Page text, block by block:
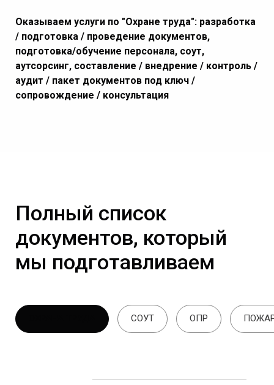
Оказываем услуги по "Охране труда": разработка
/ подготовка / проведение документов,
подготовка/обучение персонала, соут,
аутсорсинг, составление / внедрение / контроль /
аудит / пакет документов под ключ /
сопровождение / консультация
Полный список
документов, который
мы подготавливаем
СОУТ ОПР